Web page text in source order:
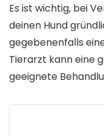
Es ist wichtig, bei
deinen Hund
gegebenenfalls
Tierarzt kann eine
geeignete